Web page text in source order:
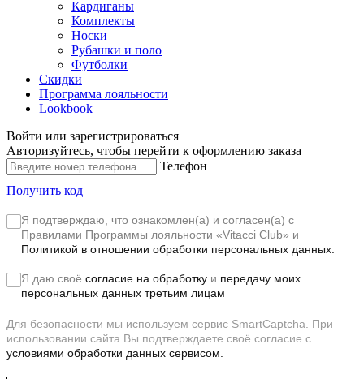
Кардиганы
Комплекты
Носки
Рубашки и поло
Футболки
Скидки
Программа лояльности
Lookbook
Войти или зарегистрироваться
Авторизуйтесь, чтобы перейти к оформлению заказа
Телефон
Получить код
Я подтверждаю, что ознакомлен(а) и согласен(а) с
Правилами Программы лояльности «Vitacci Club» и
Политикой в отношении обработки персональных данных.
Я даю своё согласие на обработку и передачу моих
персональных данных третьим лицам
Для безопасности мы используем сервис SmartCaptcha. При
использовании сайта Вы подтверждаете своё согласие с
условиями обработки данных сервисом.